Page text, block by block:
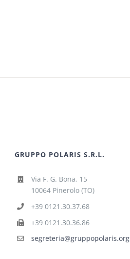
GRUPPO POLARIS S.R.L.
Via F. G. Bona, 15
10064 Pinerolo (TO)
+39 0121.30.37.68
+39 0121.30.36.86
segreteria@gruppopolaris.org